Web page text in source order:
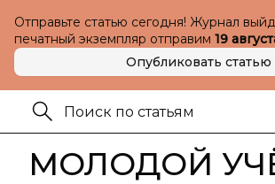
Отправьте статью сегодня! Журнал
печатный экземпляр отправим 19
Опубликовать статью
МОЛОДОЙ